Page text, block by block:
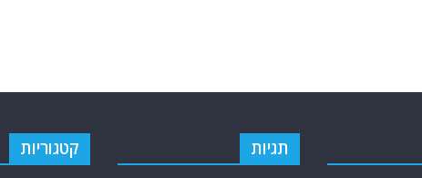
תגיות קטגוריות